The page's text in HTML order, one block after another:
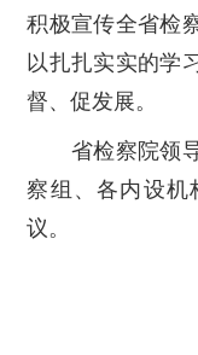
积极宣传全省检
以扎扎实实的学
督、促发展。
省检察院领
察组、各内设
议。